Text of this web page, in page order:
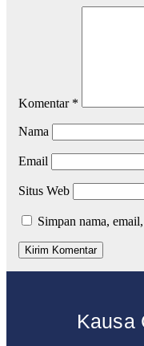
Komentar *
Nama
Email
Situs Web
Simpan nama,
Kausa